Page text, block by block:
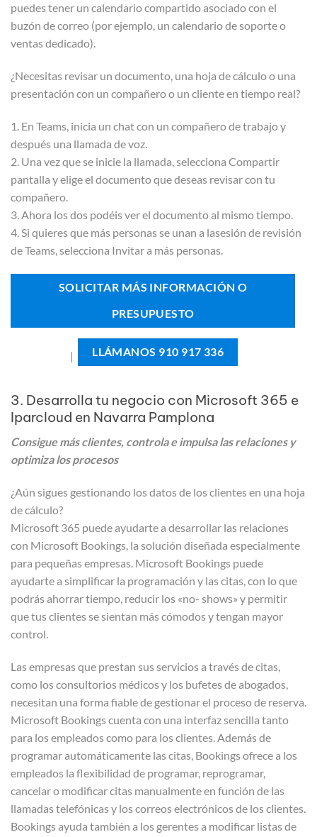
puedes tener un calendario compartido asociado con el
buzón de correo (por ejemplo, un calendario de soporte o
ventas dedicado).
¿Necesitas revisar un documento, una hoja de cálculo o una
presentación con un compañero o un cliente en tiempo real?
1. En Teams, inicia un chat con un compañero de trabajo y
después una llamada de voz.
2. Una vez que se inicie la llamada, selecciona Compartir
pantalla y elige el documento que deseas revisar con tu
compañero.
3. Ahora los dos podéis ver el documento al mismo tiempo.
4. Si quieres que más personas se unan a lasesión de revisión
de Teams, selecciona Invitar a más personas.
SOLICITAR MÁS INFORMACIÓN O
PRESUPUESTO
| LLÁMANOS 910 917 336
3. Desarrolla tu negocio con Microsoft 365 e
Iparcloud en Navarra Pamplona
Consigue más clientes, controla e impulsa las relaciones y
optimiza los procesos
¿Aún sigues gestionando los datos de los clientes en una hoja
de cálculo?
Microsoft 365 puede ayudarte a desarrollar las relaciones
con Microsoft Bookings, la solución diseñada especialmente
para pequeñas empresas. Microsoft Bookings puede
ayudarte a simplificar la programación y las citas, con lo que
podrás ahorrar tiempo, reducir los «no- shows» y permitir
que tus clientes se sientan más cómodos y tengan mayor
control.
Las empresas que prestan sus servicios a través de citas,
como los consultorios médicos y los bufetes de abogados,
necesitan una forma fiable de gestionar el proceso de reserva.
Microsoft Bookings cuenta con una interfaz sencilla tanto
para los empleados como para los clientes. Además de
programar automáticamente las citas, Bookings ofrece a los
empleados la flexibilidad de programar, reprogramar,
cancelar o modificar citas manualmente en función de las
llamadas telefónicas y los correos electrónicos de los clientes.
Bookings ayuda también a los gerentes a modificar listas de